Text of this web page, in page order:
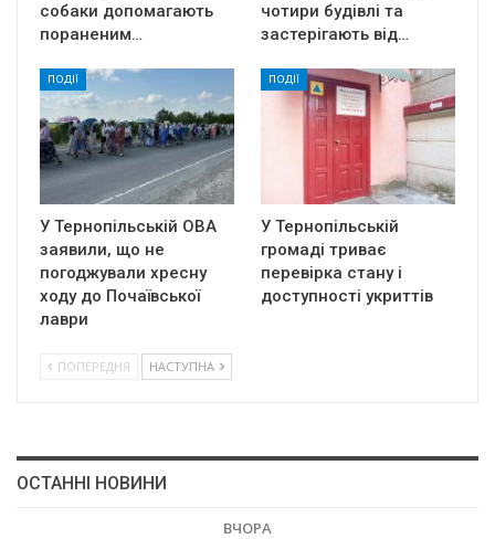
собаки допомагають
пораненим…
чотири будівлі та
застерігають від…
ПОДІЇ
У Тернопільській ОВА
заявили, що не
погоджували хресну
ходу до Почаївської
лаври
ПОДІЇ
У Тернопільській
громаді триває
перевірка стану і
доступності укриттів
ПОПЕРЕДНЯ НАСТУПНА
ОСТАННІ НОВИНИ
ВЧОРА